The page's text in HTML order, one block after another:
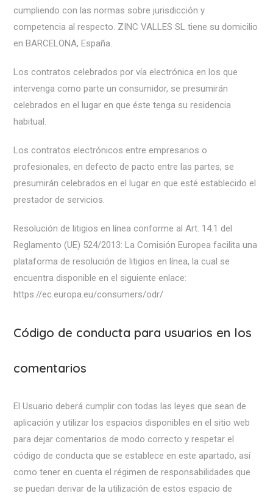
cumpliendo con las normas sobre jurisdicción y
competencia al respecto. ZINC VALLES SL tiene su domicilio
en BARCELONA, España.
Los contratos celebrados por vía electrónica en los que
intervenga como parte un consumidor, se presumirán
celebrados en el lugar en que éste tenga su residencia
habitual.
Los contratos electrónicos entre empresarios o
profesionales, en defecto de pacto entre las partes, se
presumirán celebrados en el lugar en que esté establecido el
prestador de servicios.
Resolución de litigios en línea conforme al Art. 14.1 del
Reglamento (UE) 524/2013: La Comisión Europea facilita una
plataforma de resolución de litigios en línea, la cual se
encuentra disponible en el siguiente enlace:
https://ec.europa.eu/consumers/odr/
Código de conducta para usuarios en los
comentarios
El Usuario deberá cumplir con todas las leyes que sean de
aplicación y utilizar los espacios disponibles en el sitio web
para dejar comentarios de modo correcto y respetar el
código de conducta que se establece en este apartado, así
como tener en cuenta el régimen de responsabilidades que
se puedan derivar de la utilización de estos espacio de